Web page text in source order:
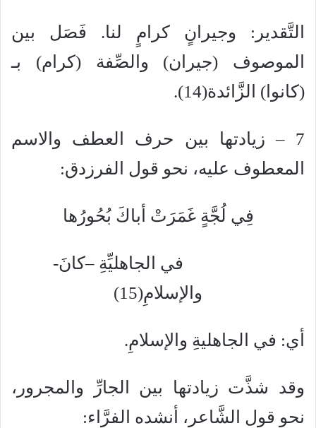
التَّقدير: وجيرانٍ كرامٍ لنا. فَصَل بين
الموصوف (جيران) والصِّفة (كرام) بـ
(كانوا) الزَّائدة(14).
7 – زيادتها بين حرف العطف والاسم
المعطوف عليه، نحو قول الفرزدق:
فِي لُجَّةٍ غَمَرَتْ أباكَ بُحُورُها
في الجاهليِّةِ –كانَ-
والإسلامِ(15)
أي: في الجاهليةِ والإسلامِ.
وقد شذَّت زيادتها بين الجارِّ والمجرور،
نحو قول الشَّاعر، أنشده الفرَّاء: